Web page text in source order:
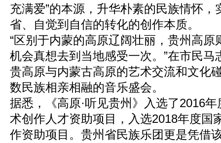
充满爱”的本源，升华朴素的民族情怀
省、自觉到自信的转化的创作本质。
“区别于内蒙的高原辽阔壮丽，贵州高
机会真想去到当地感受一次。”在市民
贵高原与内蒙古高原的艺术交流和文化
数民族相亲相融的音乐盛会。
据悉，《高原·听见贵州》入选了2016
术创作人才资助项目，入选2018年度国
作资助项目。贵州省民族乐团更是凭借